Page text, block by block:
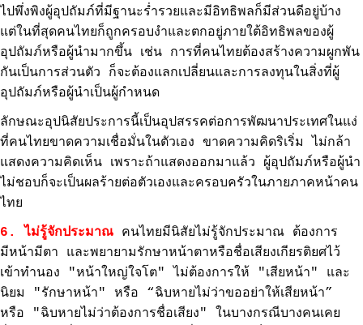
ไปพึ่งพิงผู้อุปถัมภ์ที่มีฐานะร่ำรวยและมีอิทธิพลก็มีส่วนดีอยู่บ้าง
แต่ในที่สุดคนไทยก็ถูกครอบงำและตกอยู่ภายใต้อิทธิพลของผู้
อุปถัมภ์หรือผู้นำมากขึ้น เช่น การที่คนไทยต้องสร้างความผูกพัน
กันเป็นการส่วนตัว ก็จะต้องแลกเปลี่ยนและการลงทุนในสิ่งที่ผู้
อุปถัมภ์หรือผู้นำเป็นผู้กำหนด
ลักษณะอุปนิสัยประการนี้เป็นอุปสรรคต่อการพัฒนาประเทศในแง่
ที่คนไทยขาดความเชื่อมั่นในตัวเอง ขาดความคิดริเริ่ม ไม่กล้า
แสดงความคิดเห็น เพราะถ้าแสดงออกมาแล้ว ผู้อุปถัมภ์หรือผู้นำ
ไม่ชอบก็จะเป็นผลร้ายต่อตัวเองและครอบครัวในภายภาคหน้าคน
ไทย
6. ไม่รู้จักประมาณ คนไทยมีนิสัยไม่รู้จักประมาณ ต้องการ
มีหน้ามีตา และพยายามรักษาหน้าตาหรือชื่อเสียงเกียรติยศไว้
เข้าทำนอง "หน้าใหญ่ใจโต" ไม่ต้องการให้ "เสียหน้า" และ
นิยม "รักษาหน้า" หรือ “ฉิบหายไม่ว่าขออย่าให้เสียหน้า”
หรือ "ฉิบหายไม่ว่าต้องการชื่อเสียง" ในบางกรณีบางคนเคย